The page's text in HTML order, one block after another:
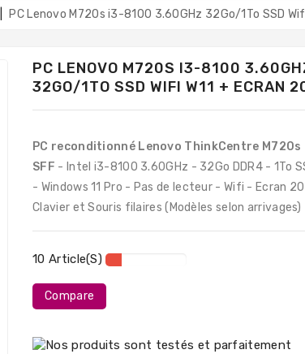
PC Lenovo M720s i3-8100 3.60GHz 32Go/1To SSD
PC LENOVO M720S I3-8100
32GO/1TO SSD WIFI W11 + ECRAN
PC reconditionné Lenovo ThinkCentre M720s
SFF - Intel i3-8100 3.60GHz - 32Go DDR4 - 1To
- Windows 11 Pro - Pas de lecteur - Wifi - Ecran
Clavier et Souris filaires (Modèles selon arrivages)
10 Article(s)
Compare